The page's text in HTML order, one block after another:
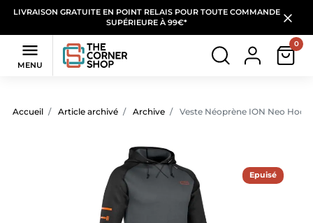
LIVRAISON GRATUITE EN POINT RELAIS POUR TOUTE COMMANDE
SUPÉRIEURE À 99€*

MENU
0
Accueil Article archivé Archive Veste Néoprène ION Neo
Epuisé